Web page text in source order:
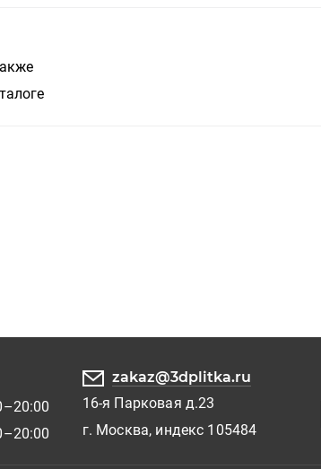
zakaz@3dplitka.ru
16-я Парковая д.23
г. Москва, индекс 105484